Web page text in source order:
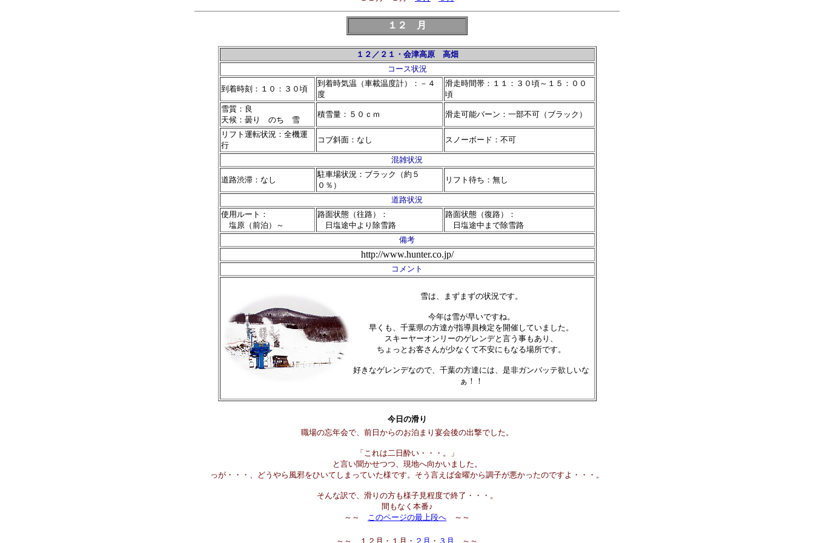
１２ 月
１２／２１・会津高原 高畑
コース状況
到着時刻：１０：３０頃
到着時気温（車載温度計）：－４
度
滑走時間帯：１１：３０頃～１５：００
頃
雪質：良
天候：曇り のち 雪
積雪量：５０ｃｍ 滑走可能バーン：一部不可（ブラック）
リフト運転状況：全機運
行
コブ斜面：なし スノーボード：不可
混雑状況
道路渋滞：なし
駐車場状況：ブラック（約５
０％）
リフト待ち：無し
道路状況
使用ルート：
塩原（前泊）～
路面状態（往路）：
日塩途中より除雪路
路面状態（復路）：
日塩途中まで除雪路
備考
http://www.hunter.co.jp/
コメント
雪は、まずまずの状況です。
今年は雪が早いですね。
早くも、千葉県の方達が指導員検定を開催していました。
スキーヤーオンリーのゲレンデと言う事もあり、
ちょっとお客さんが少なくて不安にもなる場所です。
好きなゲレンデなので、千葉の方達には、是非ガンバッテ欲しいな
ぁ！！
今日の滑り
職場の忘年会で、前日からのお泊まり宴会後の出撃でした。
「これは二日酔い・・・。」
と言い聞かせつつ、現地へ向かいました。
っが・・・、どうやら風邪をひいてしまっていた様です。そう言えば金曜から調子が悪かったのですよ・・・。
そんな訳で、滑りの方も様子見程度で終了・・・。
間もなく本番♪
～～ このページの最上段へ ～～
～～ １２月・１月・ ２月 ・ ３月 ～～